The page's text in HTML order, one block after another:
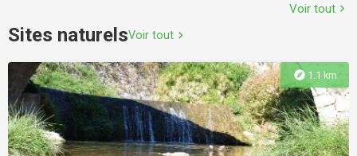
Les Écuries de Salammbo
Voir tout chevron_right
Sites naturelsVoir tout chevron_right
explore 1.1 km